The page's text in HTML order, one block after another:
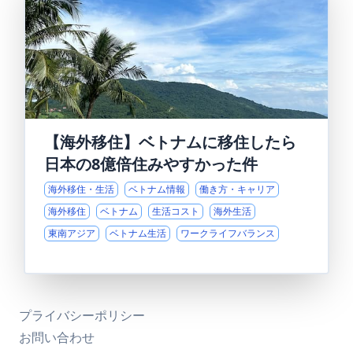
【海外移住】ベトナムに移住したら
日本の8億倍住みやすかった件
海外移住・生活 ベトナム情報
働き方・キャリア
海外移住
ベトナム 生活コスト
海外生活
東南アジア
ベトナム生活 ワークライフバランス
プライバシーポリシー
お問い合わせ